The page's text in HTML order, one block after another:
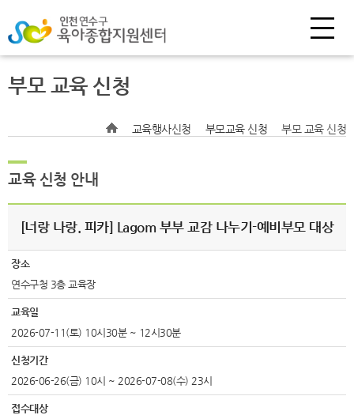
부모 교육 신청
교육행사신청 부모교육 신청 부모 교육 신청
교육 신청 안내
[너랑 나랑. 피카] Lagom 부부 교감 나누기-예비부모 대상
장소
연수구청 3층 교육장
교육일
2026-07-11(토) 10시30분 ~ 12시30분
신청기간
2026-06-26(금) 10시 ~ 2026-07-08(수) 23시
접수대상